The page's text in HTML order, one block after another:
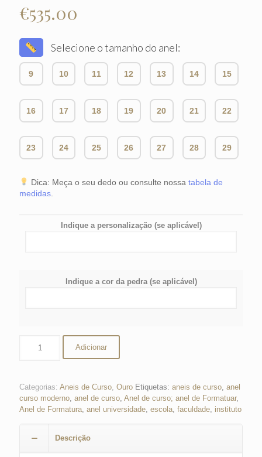
€535.00
Selecione o tamanho do anel:
9 10 11 12 13 14 15
16 17 18 19 20 21 22
23 24 25 26 27 28 29
Dica: Meça o seu dedo ou consulte nossa tabela de
medidas
Indique a personalização (se aplicável)
Indique a cor da pedra (se aplicável)
Curso
Adicionar
Categorias: Aneis de Curso Ouro Etiquetas: aneis de curso anel
curso moderno anel de curso Anel de curso; anel de Formatuar,
Anel de Formatura anel universidade escola faculdade instituto
Descrição